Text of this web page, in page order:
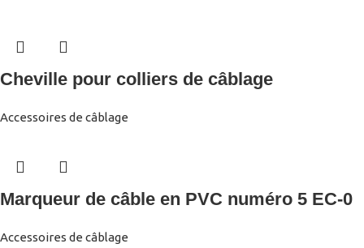
Cheville pour colliers de câblage
Accessoires de câblage
Marqueur de câble en PVC numéro 5 EC-0
Accessoires de câblage